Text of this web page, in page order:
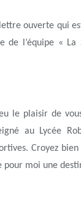
ouverte qui
l’équipe « La
le plaisir de
au Lycée
Croyez
pour moi une